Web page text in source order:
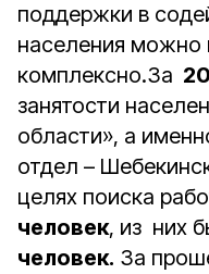
поддержки в
населения можно
комплексно.За
занятости
области», а
отдел –
целях поиска
человек, из них
человек. За